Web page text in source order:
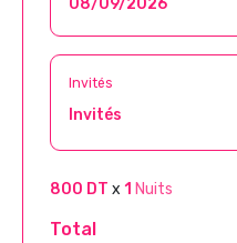
Invités
Invités
800 DT x 1 Nuits
Total